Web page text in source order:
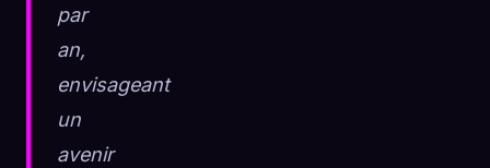
par
an,
envisageant
un
avenir